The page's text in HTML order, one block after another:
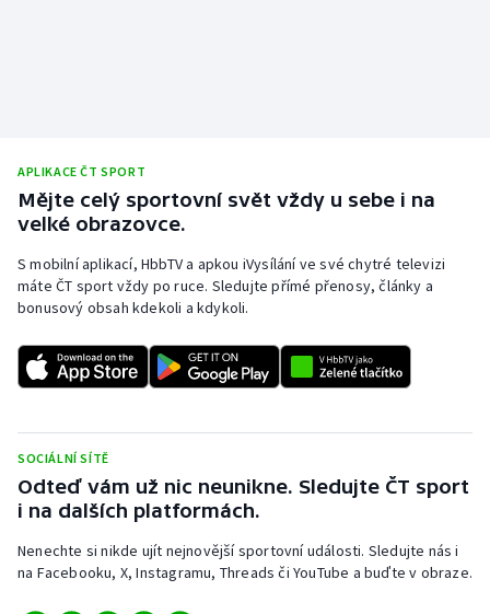
APLIKACE ČT SPORT
Mějte celý sportovní svět vždy u sebe i na
velké obrazovce.
S mobilní aplikací, HbbTV a apkou iVysílání ve své chytré televizi
máte ČT sport vždy po ruce. Sledujte přímé přenosy, články a
bonusový obsah kdekoli a kdykoli.
SOCIÁLNÍ SÍTĚ
Odteď vám už nic neunikne. Sledujte ČT sport
i na dalších platformách.
Nenechte si nikde ujít nejnovější sportovní události. Sledujte nás i
na Facebooku, X, Instagramu, Threads či YouTube a buďte v obraze.